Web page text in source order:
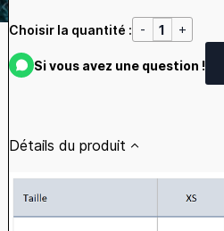
Choisir la quantité :
Si vous avez une question !
Détails du produit